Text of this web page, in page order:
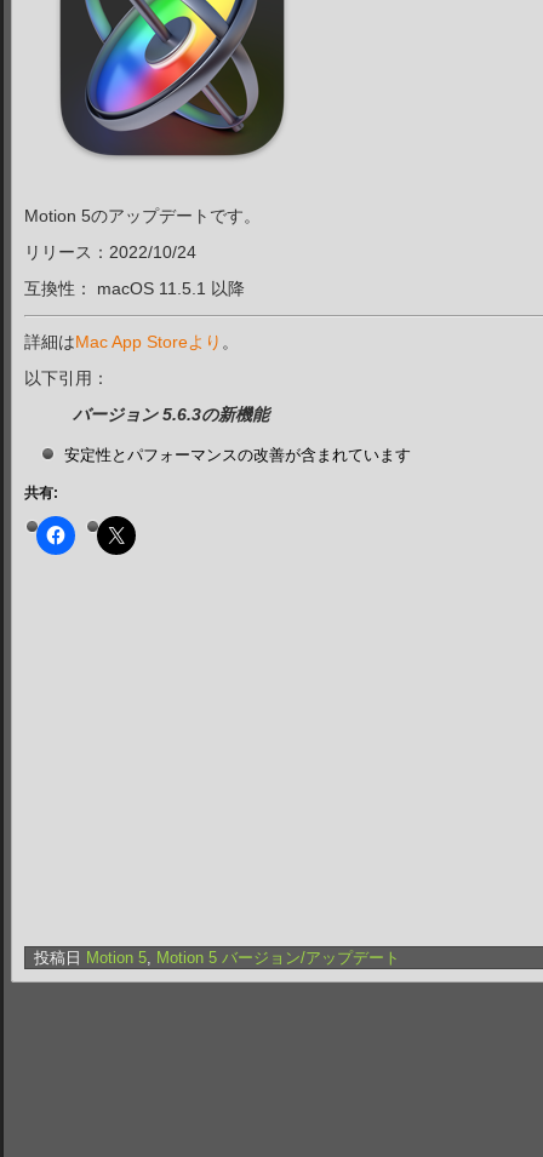
Motion 5のアップデートです。
リリース：2022/10/24
互換性： macOS 11.5.1 以降
詳細はMac App Storeより 。
以下引用：
バージョン 5.6.3の新機能
安定性とパフォーマンスの改善が含まれています
共有:
投稿日 Motion 5, Motion 5 バージョン/アップデート